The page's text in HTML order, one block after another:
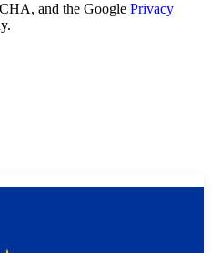
and the Google Privacy